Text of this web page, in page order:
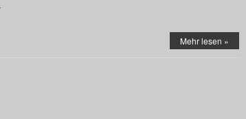
Mehr lesen »